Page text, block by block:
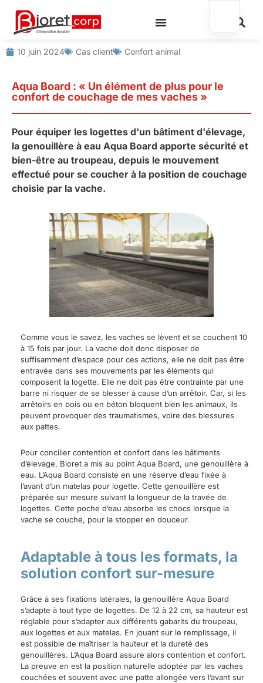
10 juin 2024 Cas client Confort animal
Aqua Board : « Un élément de plus pour le
confort de couchage de mes vaches »
Pour équiper les logettes d'un bâtiment d'élevage,
la genouillère à eau Aqua Board apporte sécurité et
bien-être au troupeau, depuis le mouvement
effectué pour se coucher à la position de couchage
choisie par la vache.
Comme vous le savez, les vaches se lèvent et se couchent 10
à 15 fois par jour. La vache doit donc disposer de
suffisamment d’espace pour ces actions, elle ne doit pas être
entravée dans ses mouvements par les éléments qui
composent la logette. Elle ne doit pas être contrainte par une
barre ni risquer de se blesser à cause d’un arrêtoir. Car, si les
arrêtoirs en bois ou en béton bloquent bien les animaux, ils
peuvent provoquer des traumatismes, voire des blessures
aux pattes.
Pour concilier contention et confort dans les bâtiments
d’élevage, Bioret a mis au point Aqua Board, une genouillère à
eau. L’Aqua Board consiste en une réserve d’eau fixée à
l’avant d’un matelas pour logette. Cette genouillère est
préparée sur mesure suivant la longueur de la travée de
logettes. Cette poche d’eau absorbe les chocs lorsque la
vache se couche, pour la stopper en douceur.
Adaptable à tous les formats, la
solution confort sur-mesure
Grâce à ses fixations latérales, la genouillère Aqua Board
s’adapte à tout type de logettes. De 12 à 22 cm, sa hauteur est
réglable pour s’adapter aux différents gabarits du troupeau,
aux logettes et aux matelas. En jouant sur le remplissage, il
est possible de maîtriser la hauteur et la dureté des
genouillères. L’Aqua Board assure alors contention et confort.
La preuve en est la position naturelle adoptée par les vaches
couchées et souvent avec une patte allongée vers l’avant sur